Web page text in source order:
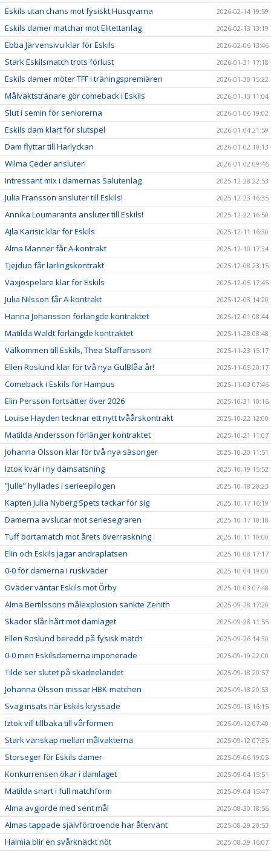
Eskils utan chans mot fysiskt Husqvarna 2026-02-14 19:59
Eskils damer matchar mot Elitettanlag 2026-02-13 13:19
Ebba Järvensivu klar för Eskils 2026-02-06 13:46
Stark Eskilsmatch trots förlust 2026-01-31 17:18
Eskils damer möter TFF i träningspremiären 2026-01-30 15:22
Målvaktstränare gör comeback i Eskils 2026-01-13 11:04
Slut i semin för seniorerna 2026-01-06 19:02
Eskils dam klart för slutspel 2026-01-04 21:59
Dam flyttar till Harlyckan 2026-01-02 10:13
Wilma Ceder ansluter! 2026-01-02 09:46
Intressant mix i damernas Salutenlag 2025-12-28 22:53
Julia Fransson ansluter till Eskils! 2025-12-23 16:35
Annika Loumaranta ansluter till Eskils! 2025-12-22 16:50
Ajla Karisic klar för Eskils 2025-12-11 16:30
Alma Manner får A-kontrakt 2025-12-10 17:34
Tjejduo får lärlingskontrakt 2025-12-08 23:15
Växjöspelare klar för Eskils 2025-12-05 17:45
Julia Nilsson får A-kontrakt 2025-12-03 14:20
Hanna Johansson förlängde kontraktet 2025-12-01 08:44
Matilda Waldt förlängde kontraktet 2025-11-28 08:48
Välkommen till Eskils, Thea Staffansson! 2025-11-23 15:17
Ellen Roslund klar för två nya GulBlåa år! 2025-11-05 20:17
Comeback i Eskils för Hampus 2025-11-03 07:46
Elin Persson fortsätter över 2026 2025-10-31 10:16
Louise Hayden tecknar ett nytt tvåårskontrakt 2025-10-22 12:00
Matilda Andersson förlänger kontraktet 2025-10-21 11:07
Johanna Olsson klar för två nya säsonger 2025-10-20 11:51
Iztok kvar i ny damsatsning 2025-10-19 15:52
”Julle” hyllades i serieepilogen 2025-10-18 20:23
Kapten Julia Nyberg Spets tackar för sig 2025-10-17 16:19
Damerna avslutar mot seriesegraren 2025-10-17 10:18
Tuff bortamatch mot årets överraskning 2025-10-11 10:00
Elin och Eskils jagar andraplatsen 2025-10-08 17:17
0-0 för damerna i ruskväder 2025-10-04 19:00
Oväder väntar Eskils mot Örby 2025-10-03 07:48
Alma Bertilssons målexplosion sänkte Zenith 2025-09-28 17:20
Skador slår hårt mot damlaget 2025-09-28 11:55
Ellen Roslund beredd på fysisk match 2025-09-26 14:30
0-0 men Eskilsdamerna imponerade 2025-09-19 22:00
Tilde ser slutet på skadeeländet 2025-09-18 20:57
Johanna Olsson missar HBK-matchen 2025-09-18 20:53
Svag insats när Eskils kryssade 2025-09-13 16:15
Iztok vill tillbaka till vårformen 2025-09-12 07:40
Stark vänskap mellan målvakterna 2025-09-12 07:35
Storseger för Eskils damer 2025-09-06 19:05
Konkurrensen ökar i damlaget 2025-09-04 15:51
Matilda snart i full matchform 2025-09-04 15:47
Alma avgjorde med sent mål 2025-08-30 18:56
Almas tappade självförtroende har återvänt 2025-08-29 20:53
Halmia blir en svårknäckt nöt 2025-08-29 16:07